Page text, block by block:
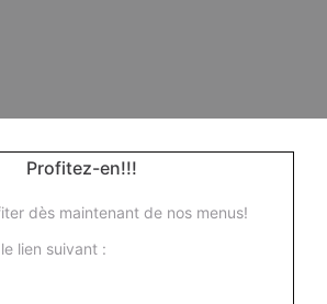
Profitez-en!!!
dès maintenant de nos menus!
lien suivant :